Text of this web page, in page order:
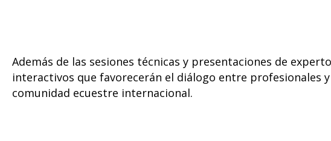
Además de las sesiones técnicas y presentaciones de
interactivos que favorecerán el diálogo entre profesionales
comunidad ecuestre internacional.